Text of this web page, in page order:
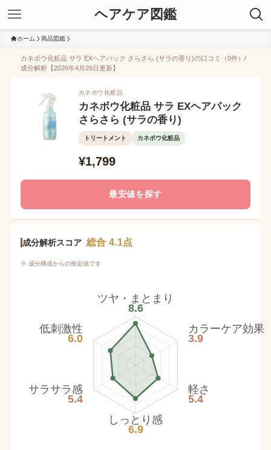
ヘアケア図鑑
ホーム 商品図鑑
カネボウ化粧品 サラ EXヘアパック さらさら (サラの香り)の口コミ（0件）/
成分解析【2026年4月26日更新】
カネボウ化粧品
カネボウ化粧品 サラ EXヘアパック
さらさら (サラの香り)
トリートメント カネボウ化粧品
¥1,799
最安値を探す
成分解析スコア 総合 4.1点
※ 成分構成からの推定値です
ツヤ・まとまり
8.6
カラーケア効果
3.9
軽さ
5.4
しっとり感
6.9
サラサラ感
5.4
低刺激性
6.0